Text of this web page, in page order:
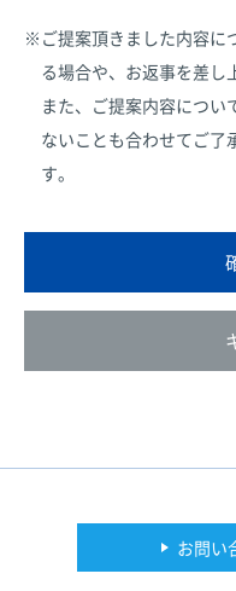
当社は法律で定められて
情報をご本人の同意を得
ません。
◆個人情報の委託
委託する場合は、個人
◆個人情報を与えること
個人情報の提供は任意で
場合がございます。
E-mail:pms@odakyu-
※ご提案頂きました内容に
る場合や、 お返事を差し
また、ご提案内容につい
ないことも合わせてご了
す。
お問い